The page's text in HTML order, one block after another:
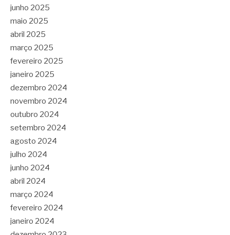
junho 2025
maio 2025
abril 2025
março 2025
fevereiro 2025
janeiro 2025
dezembro 2024
novembro 2024
outubro 2024
setembro 2024
agosto 2024
julho 2024
junho 2024
abril 2024
março 2024
fevereiro 2024
janeiro 2024